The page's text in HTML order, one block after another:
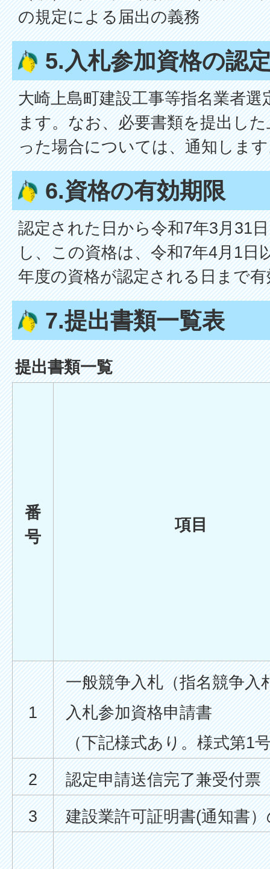
の規定による届出の義務
5.入札参加資格の認
大崎上島町建設工事等指名業者
ます。なお、必要書類を提出し
った場合については、通知しま
6.資格の有効期限
認定された日から令和7年3月31
し、この資格は、令和7年4月1日
年度の資格が認定される日まで
7.提出書類一覧表
提出書類一覧
番
号
項目
1
一般競争入札（指名競争入
入札参加資格申請書
（下記様式あり。様式第1
2
認定申請送信完了兼受付票
3
建設業許可証明書(通知書